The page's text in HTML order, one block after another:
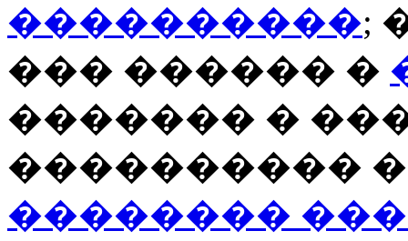
����������;
��� ������ �
������� �
����������
��������